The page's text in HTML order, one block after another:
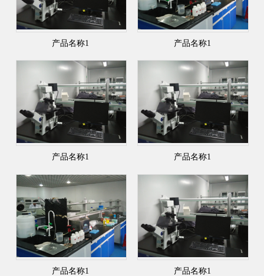
产品名称1 产品名称1
产品名称1 产品名称1
产品名称1 产品名称1